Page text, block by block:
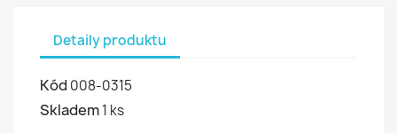
Detaily produktu
Kód 008-0315
Skladem1 ks